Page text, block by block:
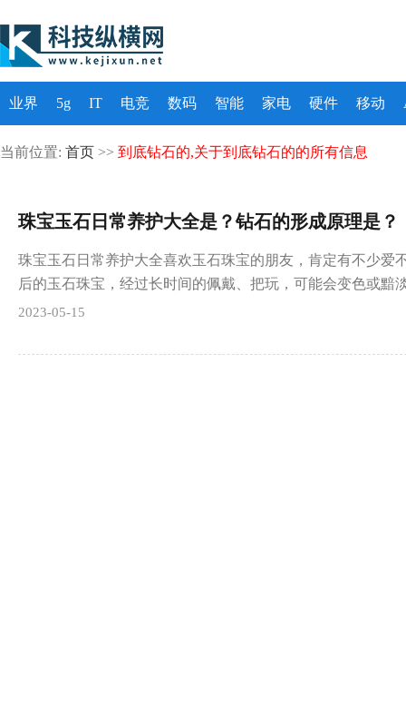
业界 5g IT 电竞 数码 智能 家电 硬件 移动
当前位置: 首页 >> 到底钻石的,关于到底钻石的的所有信息
珠宝玉石日常养护大全是？钻石的形成原理是？
珠宝玉石日常养护大全喜欢玉石珠宝的朋友，肯定有不少爱
后的玉石珠宝，经过长时间的佩戴、把玩，可能会变色或黯
2023-05-15